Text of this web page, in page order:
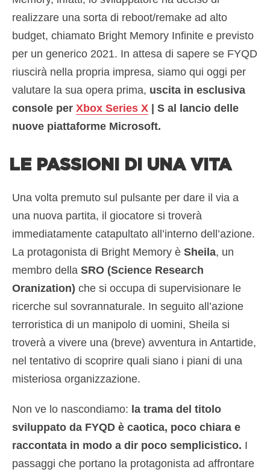
realizzare una sorta di reboot/remake ad alto
budget, chiamato Bright Memory Infinite e previsto
per un generico 2021. In attesa di sapere se FYQD
riuscirà nella propria impresa, siamo qui oggi per
valutare la sua opera prima, uscita in esclusiva
console per Xbox Series X | S al lancio delle
nuove piattaforme Microsoft.
LE PASSIONI DI UNA VITA
Una volta premuto sul pulsante per dare il via a
una nuova partita, il giocatore si troverà
immediatamente catapultato all’interno dell’azione.
La protagonista di Bright Memory è Sheila, un
membro della SRO (Science Research
Oranization) che si occupa di supervisionare le
ricerche sul sovrannaturale. In seguito all’azione
terroristica di un manipolo di uomini, Sheila si
troverà a vivere una (breve) avventura in Antartide,
nel tentativo di scoprire quali siano i piani di una
misteriosa organizzazione.
Non ve lo nascondiamo: la trama del titolo
sviluppato da FYQD è caotica, poco chiara e
raccontata in modo a dir poco semplicistico. I
passaggi che portano la protagonista ad affrontare